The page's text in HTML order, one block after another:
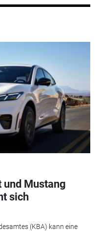
und Mustang
sich
(KBA) kann eine